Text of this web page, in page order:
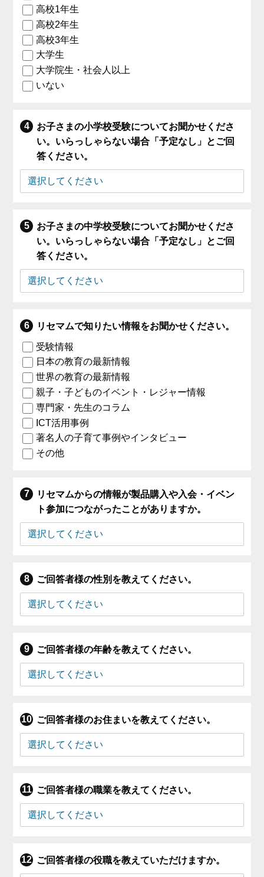
高校1年生
高校2年生
高校3年生
大学生
大学院生・社会人以上
いない
お子さまの小学校受験についてお聞かせくださ
い。いらっしゃらない場合「予定なし」とご回
答ください。
お子さまの中学校受験についてお聞かせくださ
い。いらっしゃらない場合「予定なし」とご回
答ください。
リセマムで知りたい情報をお聞かせください。
受験情報
日本の教育の最新情報
世界の教育の最新情報
親子・子どものイベント・レジャー情報
専門家・先生のコラム
ICT活用事例
著名人の子育て事例やインタビュー
その他
リセマムからの情報が製品購入や入会・イベン
ト参加につながったことがありますか。
ご回答者様の性別を教えてください。
ご回答者様の年齢を教えてください。
ご回答者様のお住まいを教えてください。
ご回答者様の職業を教えてください。
ご回答者様の役職を教えていただけますか。